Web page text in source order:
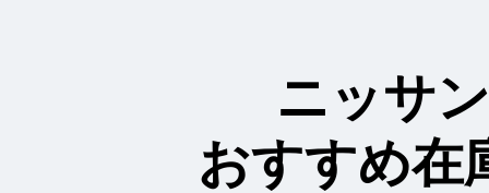
ニッサ
おすすめ在